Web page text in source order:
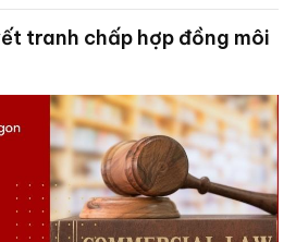
quyết và thẩm quyền trong
tác kinh doanh cùng Công
tranh chấp hợp đồng môi